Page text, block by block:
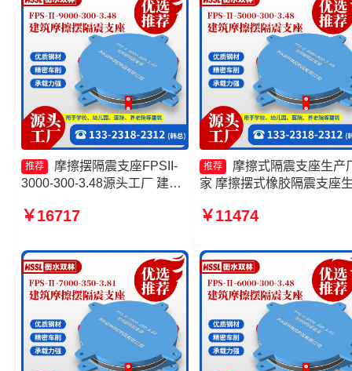
推荐
摩擦摆隔震支座FPSII-
3000-300-3.48源头工厂 建筑
摩擦摆隔震支座 摩擦摆隔震支
工厂
￥16717
推荐
摩擦式隔震支座生产
家 摩擦摆式橡胶隔震支座
头工厂 摩擦摆隔震支座
￥11474